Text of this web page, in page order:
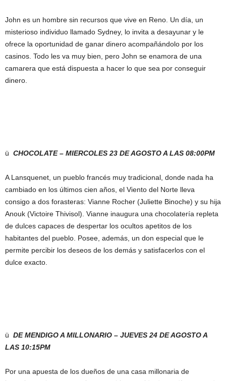
John es un hombre sin recursos que vive en Reno. Un día, un
misterioso individuo llamado Sydney, lo invita a desayunar y le
ofrece la oportunidad de ganar dinero acompañándolo por los
casinos. Todo les va muy bien, pero John se enamora de una
camarera que está dispuesta a hacer lo que sea por conseguir
dinero.
ü CHOCOLATE – MIERCOLES 23 DE AGOSTO A LAS 08:00PM
A Lansquenet, un pueblo francés muy tradicional, donde nada ha
cambiado en los últimos cien años, el Viento del Norte lleva
consigo a dos forasteras: Vianne Rocher (Juliette Binoche) y su hija
Anouk (Victoire Thivisol). Vianne inaugura una chocolatería repleta
de dulces capaces de despertar los ocultos apetitos de los
habitantes del pueblo. Posee, además, un don especial que le
permite percibir los deseos de los demás y satisfacerlos con el
dulce exacto.
ü DE MENDIGO A MILLONARIO – JUEVES 24 DE AGOSTO A
LAS 10:15PM
Por una apuesta de los dueños de una casa millonaria de